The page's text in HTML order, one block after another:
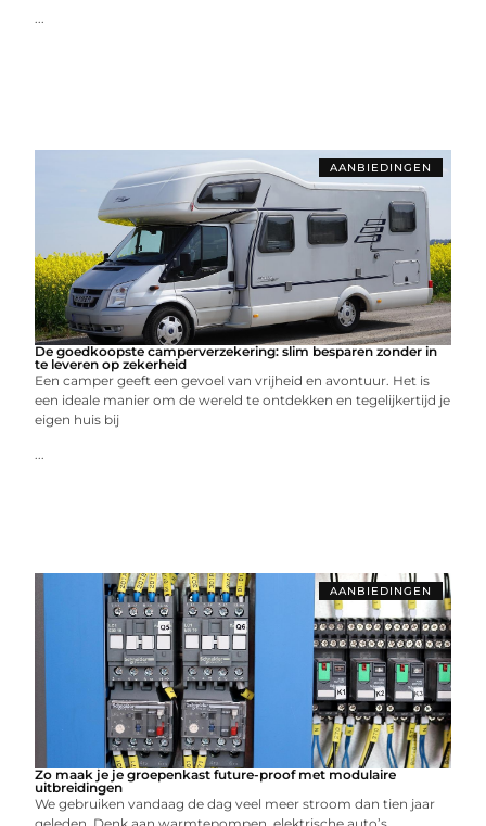
...
AANBIEDINGEN
De goedkoopste camperverzekering: slim besparen zonder in
te leveren op zekerheid
Een camper geeft een gevoel van vrijheid en avontuur. Het is
een ideale manier om de wereld te ontdekken en tegelijkertijd je
eigen huis bij
...
AANBIEDINGEN
Zo maak je je groepenkast future-proof met modulaire
uitbreidingen
We gebruiken vandaag de dag veel meer stroom dan tien jaar